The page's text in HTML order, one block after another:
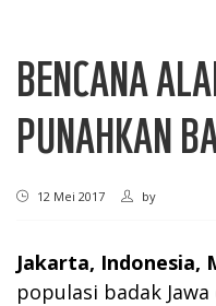
BENCANA
PUNAHKAN
12 Mei 2017 by
Jakarta, Indonesia,
populasi badak